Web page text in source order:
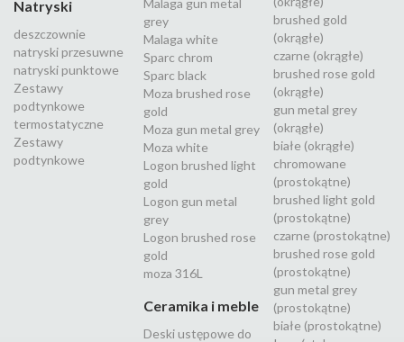
Natryski
deszczownie
natryski przesuwne
natryski punktowe
Zestawy
podtynkowe
termostatyczne
Zestawy
podtynkowe
Malaga gun metal
grey
Malaga white
Sparc chrom
Sparc black
Moza brushed rose
gold
Moza gun metal grey
Moza white
Logon brushed light
gold
Logon gun metal
grey
Logon brushed rose
gold
moza 316L
Ceramika i meble
Deski ustępowe do
brushed gold
(okrągłe)
czarne (okrągłe)
brushed rose gold
(okrągłe)
gun metal grey
(okrągłe)
białe (okrągłe)
chromowane
(prostokątne)
brushed light gold
(prostokątne)
czarne (prostokątne)
brushed rose gold
(prostokątne)
gun metal grey
(prostokątne)
białe (prostokątne)